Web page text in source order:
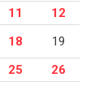
11
12
18
19
25
26